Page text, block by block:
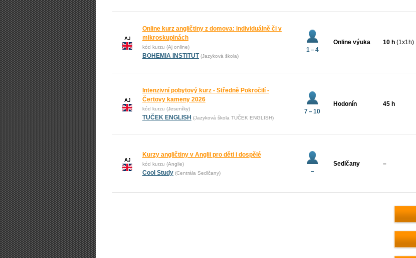
AJ
Online kurz angličtiny z domova: individuálně či v
mikroskupinách
kód kurzu (Aj online)
BOHEMIA INSTITUT (Jazyková škola)
1 – 4
Online výuka 10 h (1x1h)
AJ
Intenzivní pobytový kurz - Středně Pokročilí -
Čertovy kameny 2026
kód kurzu (Jeseníky)
TUČEK ENGLISH (Jazyková škola TUČEK ENGLISH)
7 – 10
Hodonín 45 h
AJ
Kurzy angličtiny v Anglii pro děti i dospělé
kód kurzu (Anglie)
Cool Study (Centrála Sedlčany) –
Sedlčany –